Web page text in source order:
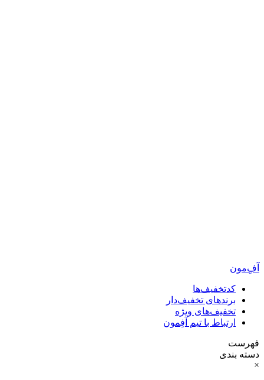
آفِ‌مون
کدتخفیف‌ها
برندهای تخفیف‌دار
تخفیف‌های ویژه
ارتباط با تیم آفِمون
فهرست
دسته بندی
×